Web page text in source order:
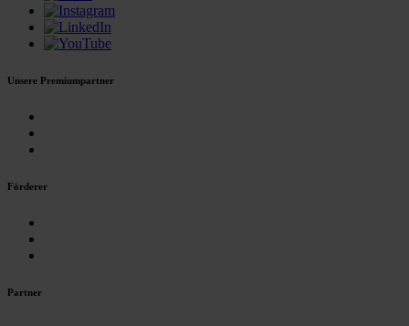
Unsere Premiumpartner
Förderer
Partner